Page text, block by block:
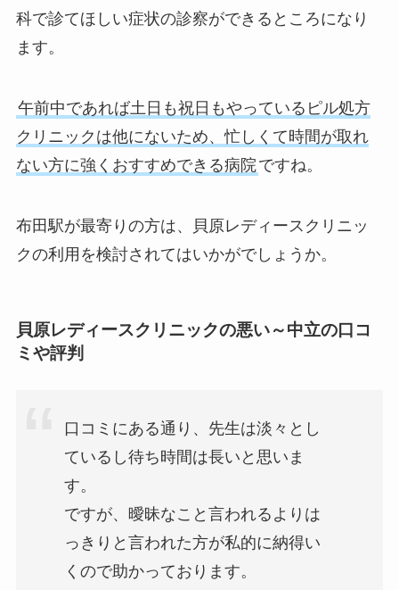
科で診てほしい症状の診察ができるところになり
ます。
午前中であれば土日も祝日もやっているピル処方
クリニックは他にないため、忙しくて時間が取れ
ない方に強くおすすめできる病院ですね。
布田駅が最寄りの方は、貝原レディースクリニッ
クの利用を検討されてはいかがでしょうか。
貝原レディースクリニックの悪い～中立の口コ
ミや評判
口コミにある通り、先生は淡々とし
ているし待ち時間は長いと思いま
す。
ですが、曖昧なこと言われるよりは
っきりと言われた方が私的に納得い
くので助かっております。